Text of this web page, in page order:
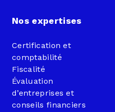
Nos expertises
Certification et
comptabilité
Fiscalité
Évaluation
d’entreprises et
conseils financiers